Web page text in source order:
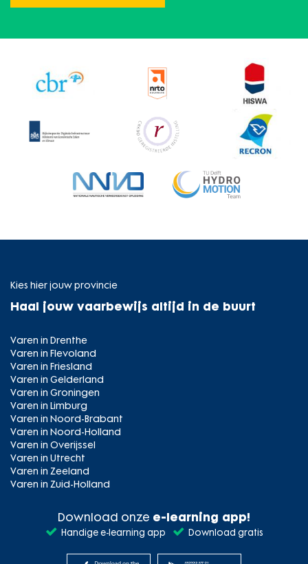
Kies hier jouw provincie
Haal jouw vaarbewijs altijd in de buurt
Varen in Drenthe
Varen in Flevoland
Varen in Friesland
Varen in Gelderland
Varen in Groningen
Varen in Limburg
Varen in Noord-Brabant
Varen in Noord-Holland
Varen in Overijssel
Varen in Utrecht
Varen in Zeeland
Varen in Zuid-Holland
Download onze e-learning app!
Handige e-learning app Download gratis